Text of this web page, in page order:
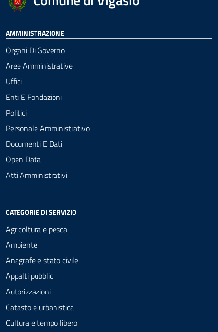
AMMINISTRAZIONE
Organi Di Governo
Aree Amministrative
Uffici
Enti E Fondazioni
Politici
Personale Amministrativo
Documenti E Dati
Open Data
Atti Amministrativi
CATEGORIE DI SERVIZIO
Agricoltura e pesca
Ambiente
Anagrafe e stato civile
Appalti pubblici
Autorizzazioni
Catasto e urbanistica
Cultura e tempo libero